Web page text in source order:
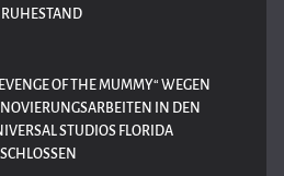
RUHESTAND
OF THE MUMMY“ WEGEN
IN DEN
STUDIOS FLORIDA